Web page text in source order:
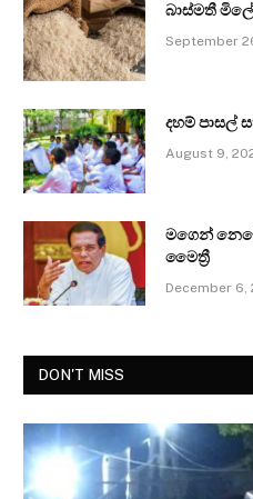
බාස්මතී
September
දහම් පාසල්
August 9,
මගෙන්
මෛත්‍රී
December 6,
DON'T MISS